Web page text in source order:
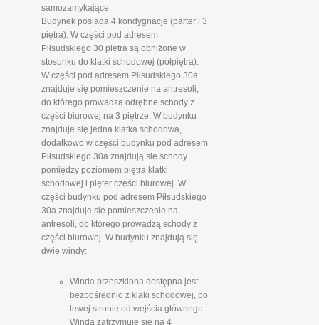
samozamykające.
Budynek posiada 4 kondygnacje (parter i 3
piętra). W części pod adresem
Piłsudskiego 30 piętra są obniżone w
stosunku do klatki schodowej (półpiętra).
W części pod adresem Piłsudskiego 30a
znajduje się pomieszczenie na antresoli,
do którego prowadzą odrębne schody z
części biurowej na 3 piętrze. W budynku
znajduje się jedna klatka schodowa,
dodatkowo w części budynku pod adresem
Piłsudskiego 30a znajdują się schody
pomiędzy poziomem piętra klatki
schodowej i pięter części biurowej. W
części budynku pod adresem Piłsudskiego
30a znajduje się pomieszczenie na
antresoli, do którego prowadzą schody z
części biurowej. W budynku znajdują się
dwie windy:
Winda przeszklona dostępna jest
bezpośrednio z klaki schodowej, po
lewej stronie od wejścia głównego.
Winda zatrzymuje się na 4